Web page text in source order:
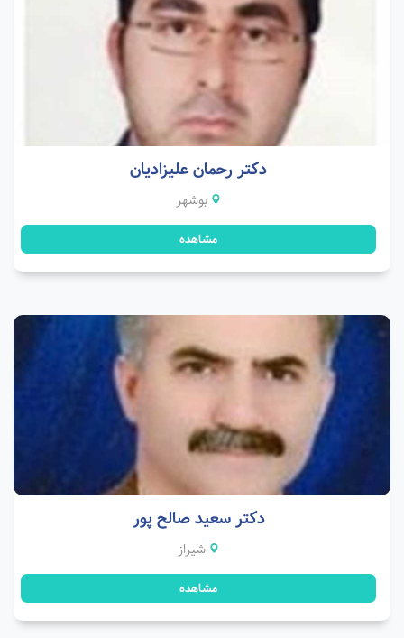
دکتر رحمان علیزادیان
بوشهر
مشاهده
دکتر سعید صالح پور
شیراز
مشاهده